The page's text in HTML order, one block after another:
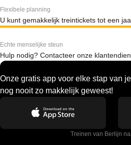
Flexibele planning
U kunt gemakkelijk treintickets tot een
Echte menselijke steun
Hulp nodig? Contacteer onze
Onze gratis app voor elke stap van
nog nooit zo makkelijk geweest!
Treinen van Berlijn